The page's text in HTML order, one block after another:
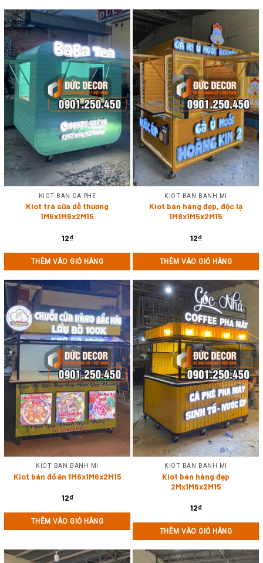
KIOT BÁN CÀ PHÊ
Kiot trà sữa dễ thương
1M6x1M6x2M15
12₫
THÊM VÀO GIỎ HÀNG
KIOT BÁN BÁNH MÌ
Kiot bán hàng đẹp, độc lạ
1M8x1M5x2M15
12₫
THÊM VÀO GIỎ HÀNG
KIOT BÁN BÁNH MÌ
Kiot bán đồ ăn 1M6x1M6x2M15
12₫
THÊM VÀO GIỎ HÀNG
KIOT BÁN BÁNH MÌ
Kiot bán hàng đẹp
2Mx1M6x2M15
12₫
THÊM VÀO GIỎ HÀNG